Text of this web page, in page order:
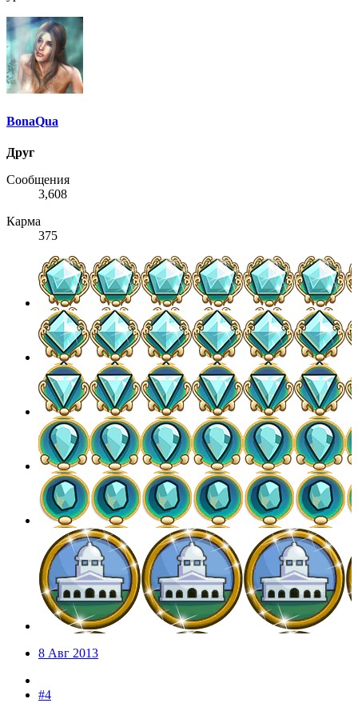
BonaQua
Друг
Сообщения
3,608
Карма
375
8 Авг 2013
#4